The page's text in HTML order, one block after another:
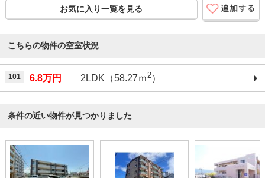
お気に入り一覧を見る
こちらの物件の空室状況
101 6.8万円 2LDK（58.27ｍ2）
条件の近い物件が見つかりました